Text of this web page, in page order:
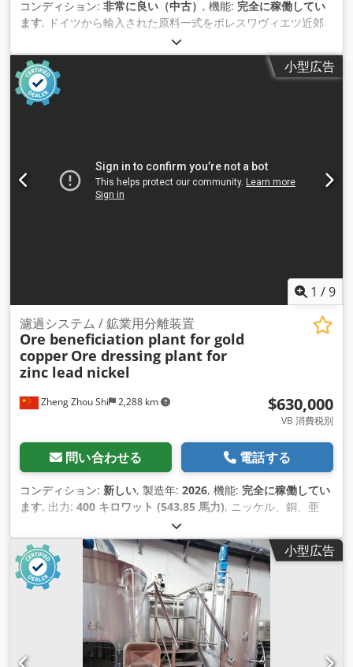
コンディション: 非常に良い（中古） , 機能: 完全に稼働してい
ます, ドイツから輸入された原料一式をボレスワヴィエツ近郊
のオスワで販売しています。 Crsdsvcqi Aepfx An Ujf メーカ
ー: Holtec + Falcone Germany、 加工物の直径範囲：14～
65cm 加工長範囲：2.0 mb～15 mb 選別機の価格には、チェー
ン、減速機、モーター、ケーブルなどのスペアパーツの在庫が
含まれています。 原料置き場は以下のもので構成されていま
ー）、 - 選別システム・ソフトウェア - 選別された原料のスキ
ャナー - 2014年製ファルコーネ550除梗機、 - ドリッピングソ
ー、直径1600 mm、 - 金属探知機、直径最大650 mm - シング
小型広告
1 /9
Zheng Zhou Shi 2,288 km
濾過システム / 鉱業用分離装置
Ore beneficiation plant for gold
copper Ore dressing plant for
zinc lead nickel
$630,000
VB 消費税別
問い合わせる 電話する
コンディション: 新しい, 製造年: 2026, 機能: 完全に稼働してい
ます, 出力: 400 キロワット (543.85 馬力), ニッケル、銅、亜
鉛、グラファイト、金、銀、クロム、石英/シリカ用鉱石選鉱プ
ラント 今日の競争の激しい鉱業および冶金業界では、鉱石の価
値を最大化することが重要です。当社の最先端の鉱石選鉱プラ
ントは、原鉱石の含有量 と品質を高め、さらに加工したり直接
販売したりできる市場性のある製品に変えるための完全なソリ
ューションを提供します。ニッケル、銅、亜 鉛、グラファイ
ト、金、銀、クロム、石英/シリカなど、さまざまな鉱物向けに
設計された当社の鉱石選鉱プラントは、優れたパフォーマン
ス、 効率、信頼性を提供します。 はじめに 世界中の鉱業は、
小型広告